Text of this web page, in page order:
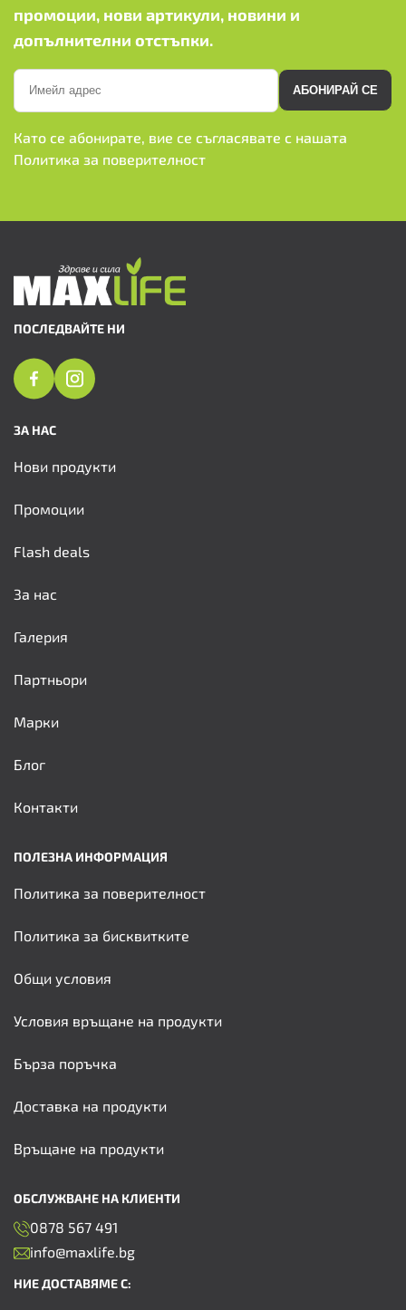
промоции, нови артикули, новини и
допълнителни отстъпки.
АБОНИРАЙ СЕ
Като се абонирате, вие се съгласявате с нашата
Политика за поверителност
ПОСЛЕДВАЙТЕ НИ
ЗА НАС
Нови продукти
Промоции
Flash deals
За нас
Галерия
Партньори
Марки
Блог
Контакти
ПОЛЕЗНА ИНФОРМАЦИЯ
Политика за поверителност
Политика за бисквитките
Общи условия
Условия връщане на продукти
Бърза поръчка
Доставка на продукти
Връщане на продукти
ОБСЛУЖВАНЕ НА КЛИЕНТИ
0878 567 491
info@maxlife.bg
НИЕ ДОСТАВЯМЕ С: